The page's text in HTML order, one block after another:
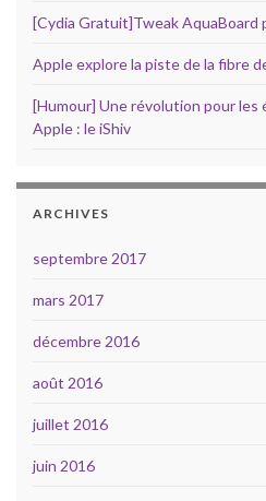
[Cydia Gratuit]Tweak AquaBoard
Apple explore la piste de la fibre
[Humour] Une révolution pour les
Apple : le iShiv
ARCHIVES
septembre 2017
mars 2017
décembre 2016
août 2016
juillet 2016
juin 2016